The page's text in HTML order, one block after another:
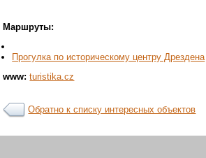
Маршруты:
Прогулка по историческому центру Дрездена
www: turistika.cz
Обратно к списку интересных объектов